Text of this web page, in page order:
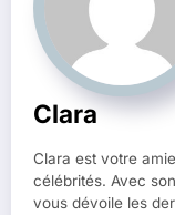
Clara
Clara est votre
célébrités. Avec
vous dévoile les